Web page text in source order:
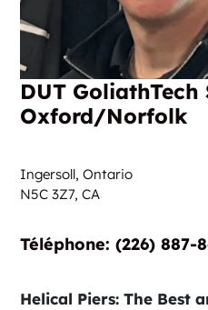
DUT GoliathTech
Oxford/Norfolk
Ingersoll, Ontario
N5C 3Z7,CA
Téléphone: (226) 887-
Helical Piers: The Best